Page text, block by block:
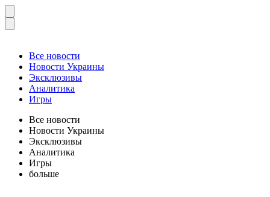
Все новости
Новости Украины
Эксклюзивы
Аналитика
Игры
Все новости
Новости Украины
Эксклюзивы
Аналитика
Игры
больше